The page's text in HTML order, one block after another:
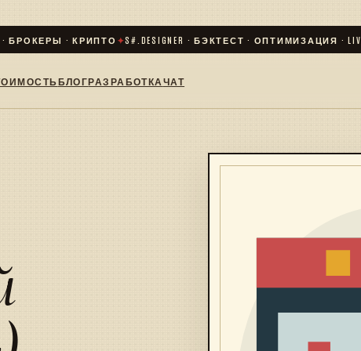
· КРИПТО✦S#.DESIGNER · БЭКТЕСТ · ОПТИМИЗАЦИЯ · LIVE ✦
БЛОГРАЗРАБОТКАЧАТ